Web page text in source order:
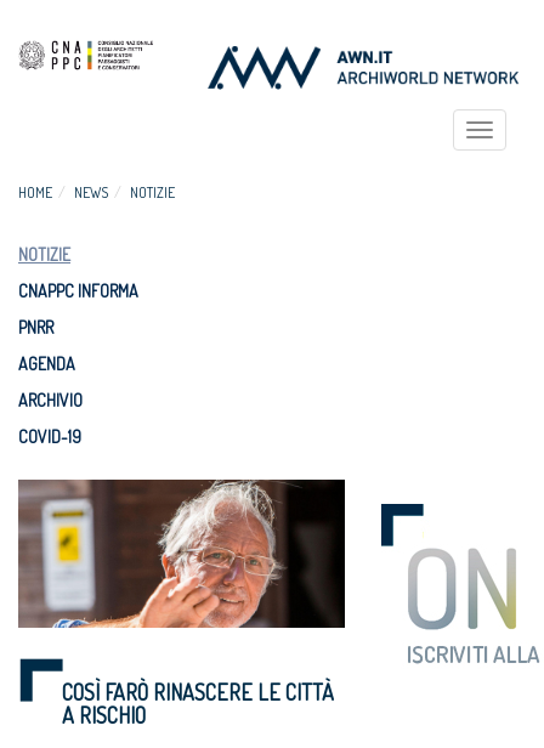
Toggle
HOME NEWS NOTIZIE
NOTIZIE
CNAPPC INFORMA
PNRR
AGENDA
ARCHIVIO
COVID-19
COSÌ FARÒ RINASCERE LE CITTÀ
A RISCHIO